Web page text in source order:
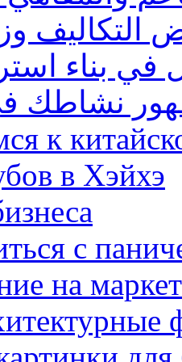
بناء
نشاطك
к
в Хэйхэ
с
на